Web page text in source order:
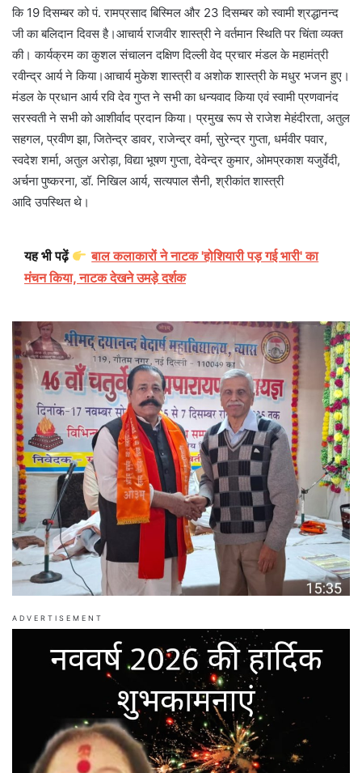
कि 19 दिसम्बर को पं. रामप्रसाद बिस्मिल और 23 दिसम्बर को स्वामी श्रद्धानन्द
जी का बलिदान दिवस है।आचार्य राजवीर शास्त्री ने वर्तमान स्थिति पर चिंता व्यक्त
की। कार्यक्रम का कुशल संचालन दक्षिण दिल्ली वेद प्रचार मंडल के महामंत्री
रवीन्द्र आर्य ने किया।आचार्य मुकेश शास्त्री व अशोक शास्त्री के मधुर भजन हुए।
मंडल के प्रधान आर्य रवि देव गुप्त ने सभी का धन्यवाद किया एवं स्वामी प्रणवानंद
सरस्वती ने सभी को आशीर्वाद प्रदान किया। प्रमुख रूप से राजेश मेहंदीरता, अतुल
सहगल, प्रवीण झा, जितेन्द्र डावर, राजेन्द्र वर्मा, सुरेन्द्र गुप्ता, धर्मवीर पवार,
स्वदेश शर्मा, अतुल अरोड़ा, विद्या भूषण गुप्ता, देवेन्द्र कुमार, ओमप्रकाश यजुर्वेदी,
अर्चना पुष्करना, डॉ. निखिल आर्य, सत्यपाल सैनी, श्रीकांत शास्त्री
आदि उपस्थित थे।
यह भी पढ़ें
बाल कलाकारों ने नाटक 'होशियारी पड़ गई भारी' का
मंचन किया, नाटक देखने उमड़े दर्शक
ADVERTISEMENT